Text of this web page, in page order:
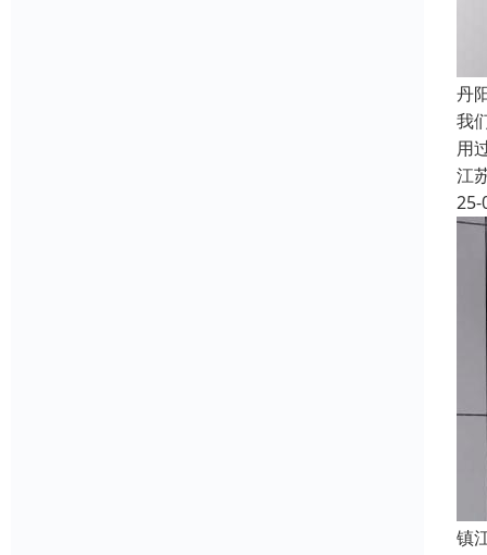
丹
我
用
江
25-
镇